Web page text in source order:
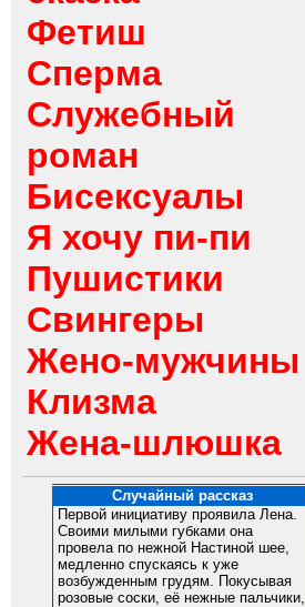
Фетиш
Сперма
Служебный
роман
Бисексуалы
Я хочу пи-пи
Пушистики
Свингеры
Жено-мужчины
Клизма
Жена-шлюшка
Случайный рассказ
Первой инициативу проявила Лена.
Своими милыми губками она
провела по нежной Настиной шее,
медленно спускаясь к уже
возбужденным грудям. Покусывая
розовые соски, её нежные пальчики,